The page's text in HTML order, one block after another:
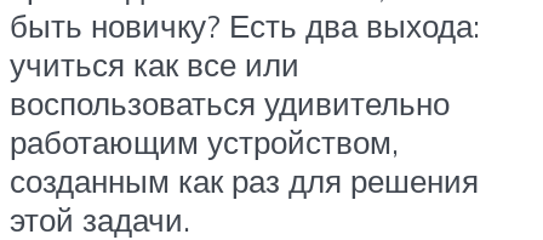
быть новичку? Есть два выхода:
учиться как все или
воспользоваться удивительно
работающим устройством,
созданным как раз для решения
этой задачи.